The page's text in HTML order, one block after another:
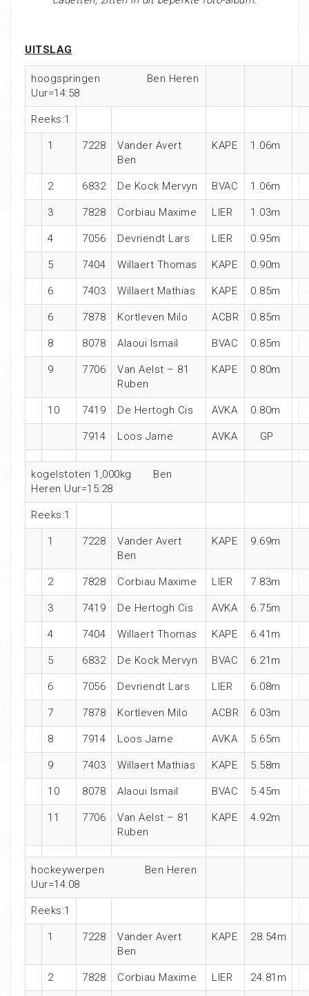
UITSLAG
hoogspringen Ben Heren
Uur=14:58
Reeks:1
1 7228
Vander Avert
Ben
KAPE 1.06m
2 6832 De Kock Mervyn BVAC 1.06m
3 7828 Corbiau Maxime LIER 1.03m
4 7056 Devriendt Lars LIER 0.95m
5 7404 Willaert Thomas KAPE 0.90m
6 7403 Willaert Mathias KAPE 0.85m
6 7878 Kortleven Milo ACBR 0.85m
8 8078 Alaoui Ismail BVAC 0.85m
9 7706
Van Aelst – 81
Ruben
KAPE 0.80m
10 7419 De Hertogh Cis AVKA 0.80m
7914 Loos Jarne AVKA GP
kogelstoten 1,000kg Ben
Heren Uur=15:28
Reeks:1
1 7228
Vander Avert
Ben
KAPE 9.69m
2 7828 Corbiau Maxime LIER 7.83m
3 7419 De Hertogh Cis AVKA 6.75m
4 7404 Willaert Thomas KAPE 6.41m
5 6832 De Kock Mervyn BVAC 6.21m
6 7056 Devriendt Lars LIER 6.08m
7 7878 Kortleven Milo ACBR 6.03m
8 7914 Loos Jarne AVKA 5.65m
9 7403 Willaert Mathias KAPE 5.58m
10 8078 Alaoui Ismail BVAC 5.45m
11 7706
Van Aelst – 81
Ruben
KAPE 4.92m
hockeywerpen Ben Heren
Uur=14:08
Reeks:1
1 7228
Vander Avert
Ben
KAPE 28.54m
2 7828 Corbiau Maxime LIER 24.81m